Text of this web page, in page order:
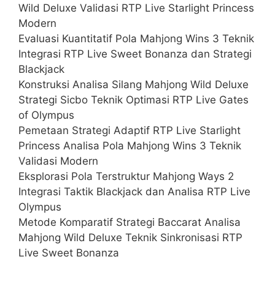
Wild Deluxe Validasi RTP Live Starlight Princess
Modern
Evaluasi Kuantitatif Pola Mahjong Wins 3 Teknik
Integrasi RTP Live Sweet Bonanza dan Strategi
Blackjack
Konstruksi Analisa Silang Mahjong Wild Deluxe
Strategi Sicbo Teknik Optimasi RTP Live Gates
of Olympus
Pemetaan Strategi Adaptif RTP Live Starlight
Princess Analisa Pola Mahjong Wins 3 Teknik
Validasi Modern
Eksplorasi Pola Terstruktur Mahjong Ways 2
Integrasi Taktik Blackjack dan Analisa RTP Live
Olympus
Metode Komparatif Strategi Baccarat Analisa
Mahjong Wild Deluxe Teknik Sinkronisasi RTP
Live Sweet Bonanza